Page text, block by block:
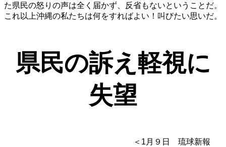
た県民の怒りの声は全く届かず、反省もないということだ。
これ以上沖縄の私たちは何をすればよい！叫びたい思いだ。
県民の訴え軽視に
失望
＜1月９日 琉球新報